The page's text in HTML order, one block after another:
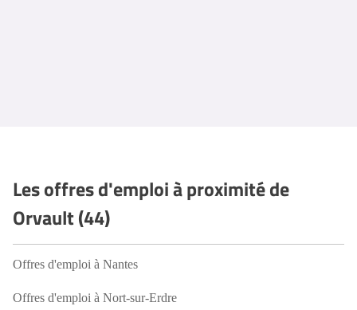
Les offres d'emploi à proximité de
Orvault (44)
Offres d'emploi à Nantes
Offres d'emploi à Nort-sur-Erdre